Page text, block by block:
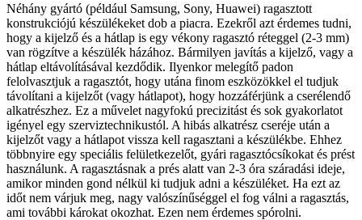
Néhány gyártó (például Samsung, Sony, Huawei) ragasztott
konstrukciójú készülékeket dob a piacra. Ezekről azt érdemes tudni,
hogy a kijelző és a hátlap is egy vékony ragasztó réteggel (2-3 mm)
van rögzítve a készülék házához. Bármilyen javítás a kijelző, vagy a
hátlap eltávolításával kezdődik. Ilyenkor melegítő padon
felolvasztjuk a ragasztót, hogy utána finom eszközökkel el tudjuk
távolítani a kijelzőt (vagy hátlapot), hogy hozzáférjünk a cserélendő
alkatrészhez. Ez a művelet nagyfokú precizitást és sok gyakorlatot
igényel egy szerviztechnikustól. A hibás alkatrész cseréje után a
kijelzőt vagy a hátlapot vissza kell ragasztani a készülékbe. Ehhez
többnyire egy speciális felületkezelőt, gyári ragasztócsíkokat és prést
használunk. A ragasztásnak a prés alatt van 2-3 óra száradási ideje,
amikor minden gond nélkül ki tudjuk adni a készüléket. Ha ezt az
időt nem várjuk meg, nagy valószínűséggel el fog válni a ragasztás,
ami további károkat okozhat. Ezen nem érdemes spórolni.